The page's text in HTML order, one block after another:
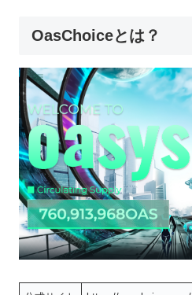
OasChoiceとは？